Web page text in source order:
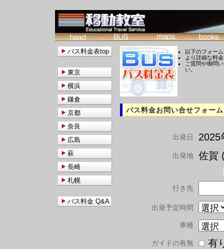
以下のフォー
より詳細な料
ご質問や御問
い。
バス料金お問い合せフォーム
出発日 2025
出発地 佐賀
行き先
出発予定時間
車種
ガイドの有無
バス料金表top
東京
横浜
鎌倉
京都
奈良
広島
萩
長崎
札幌
バス料金 Q&A